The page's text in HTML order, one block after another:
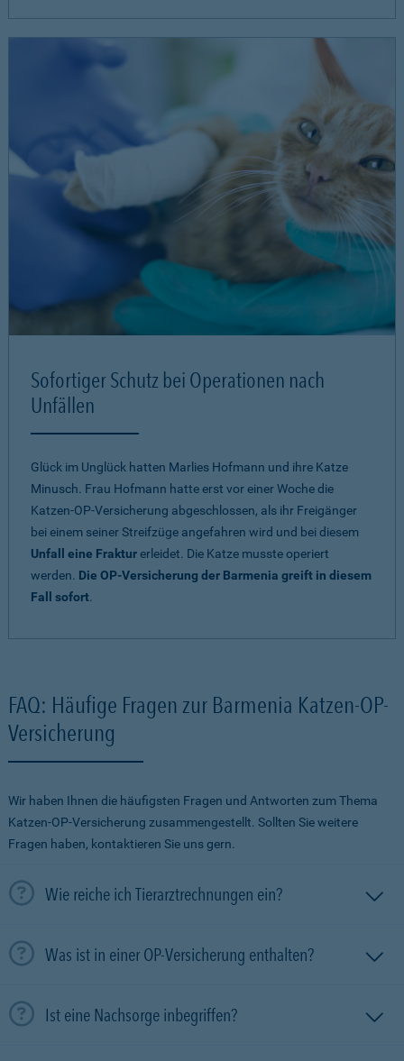
Sofortiger Schutz bei Operationen nach
Unfällen
Glück im Unglück hatten Marlies Hofmann und ihre Katze
Minusch. Frau Hofmann hatte erst vor einer Woche die
Katzen-OP-Versicherung abgeschlossen, als ihr Freigänger
bei einem seiner Streifzüge angefahren wird und bei diesem
Unfall eine Frakturerleidet. Die Katze musste operiert
werden. Die OP-Versicherung der Barmenia greift in diesem
Fall sofort.
FAQ: Häufige Fragen zur Barmenia Katzen-OP-
Versicherung
Wir haben Ihnen die häufigsten Fragen und Antworten zum Thema
Katzen-OP-Versicherung zusammengestellt. Sollten Sie weitere
Fragen haben, kontaktieren Sie uns gern.
Wie reiche ich Tierarztrechnungen ein?
Was ist in einer OP-Versicherung enthalten?
Ist eine Nachsorge inbegriffen?